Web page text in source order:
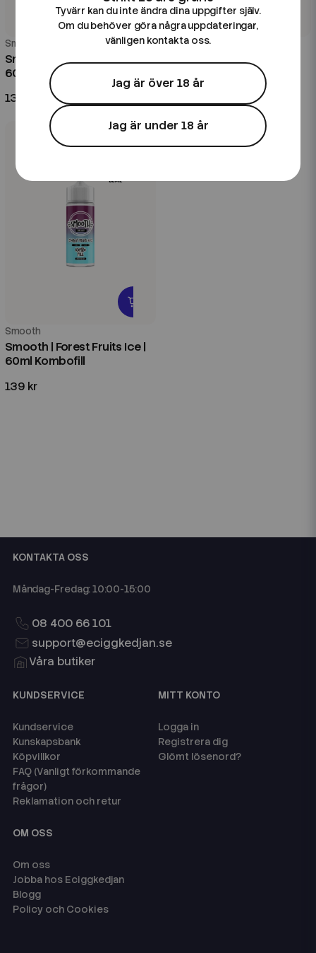
Smooth
Smooth | Banana Mango |
60ml Kombofill
139 kr
Smooth
Smooth | Blackcurrant
Apple Ice | 60ml Kombofill
Smooth
Smooth | Forest Fruits Ice |
60ml Kombofill
139 kr
Tyvärr kan du inte ändra dina uppgifter själv.
Om du behöver göra några uppdateringar,
vänligen kontakta oss.
Jag är över 18 år
Jag är under 18 år
KONTAKTA OSS
Måndag-Fredag: 10:00-15:00
08 400 66 101
support@eciggkedjan.se
Våra butiker
KUNDSERVICE
Kundservice
Kunskapsbank
Köpvillkor
FAQ (Vanligt förkommande
frågor)
Reklamation och retur
MITT KONTO
Logga in
Registrera dig
Glömt lösenord?
OM OSS
Om oss
Jobba hos Eciggkedjan
Blogg
Policy och Cookies